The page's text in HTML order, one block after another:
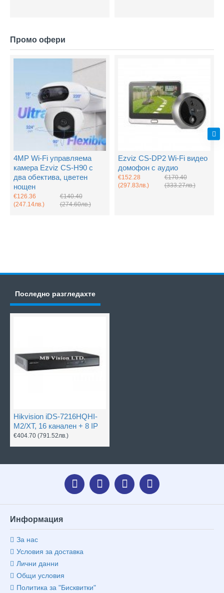
Промо офери
4MP Wi-Fi управляема
камера Ezviz CS-H90 с
два обектива, цветен
нощен
€126.36
(247.14лв.)
€140.40
(274.60лв.)
Ezviz CS-DP2 Wi-Fi видео
домофон с аудио
€152.28
(297.83лв.)
€170.40
(333.27лв.)
Последно разгледахте
Hikvision iDS-7216HQHI-
M2/XT, 16 канален + 8 IP
€404.70 (791.52лв.)
Информация
За нас
Условия за доставка
Лични данни
Общи условия
Политика за "Бисквитки"